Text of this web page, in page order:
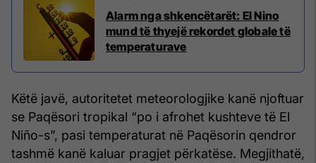
Alarm nga shkencëtarët: El Nino
mund të thyejë rekordet globale të
temperaturave
Këtë javë, autoritetet meteorologjike kanë njoftuar
se Paqësori tropikal “po i afrohet kushteve të El
Niño-s”, pasi temperaturat në Paqësorin qendror
tashmë kanë kaluar pragjet përkatëse. Megjithatë,